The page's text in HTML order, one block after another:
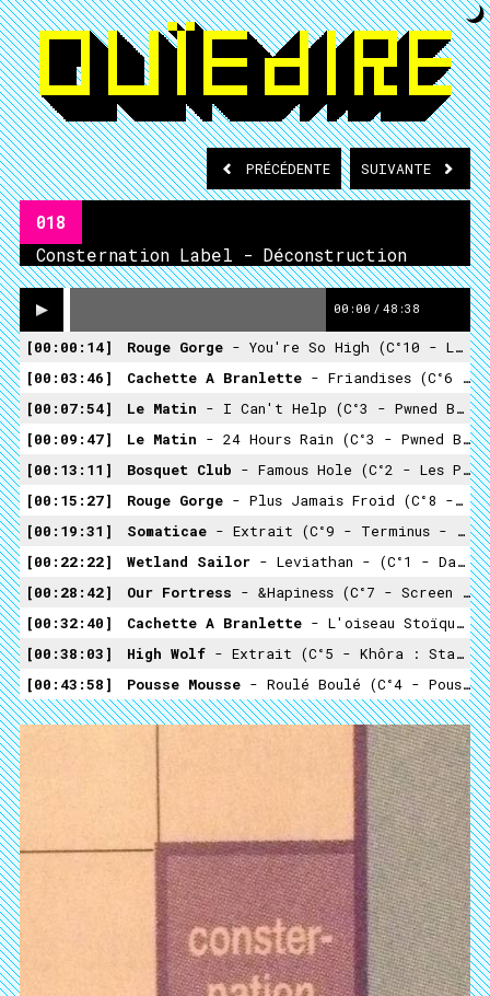
PRÉCÉDENTE SUIVANTE
018
Consternation Label - Déconstruction
00:00 / 48:38
00:00:14 Rouge Gorge - You're So High (C°10 - Le Marathon De La Semaine - Rouge Gorge)
00:03:46
Cachette A Branlette - Friandises (C°6 - My 303 Clone Massage Tape - Cachette A Branlette)
00:07:54
Le Matin - I Can't Help (C°3 - Pwned By Nature - Le Matin)
00:09:47
Le Matin - 24 Hours Rain (C°3 - Pwned By Nature - Le Matin)
00:13:11
Bosquet Club - Famous Hole (C°2 - Les Plaisirs Simples - Bosquet Club)
00:15:27
Rouge Gorge - Plus Jamais Froid (C°8 - Dresden Tape - Rouge Gorge)
00:19:31
Somaticae - Extrait (C°9 - Terminus - Somaticae)
00:22:22
Wetland Sailor - Leviathan - (C°1 - DarkSeaWorld - Wetland Sailor)
00:28:42
Our Fortress - &Hapiness (C°7 - Screen - Our Fortress)
00:32:40
Cachette A Branlette - L'oiseau Stoïque (C°6 - My 303 Clone Massage Tape - Cachette A Branlette)
00:38:03
High Wolf - Extrait (C°5 - Khôra : Standards Of Abstraction - High Wolf)
00:43:58
Pousse Mousse - Roulé Boulé (C°4 - Pousse Mousse - Pousse Mousse)